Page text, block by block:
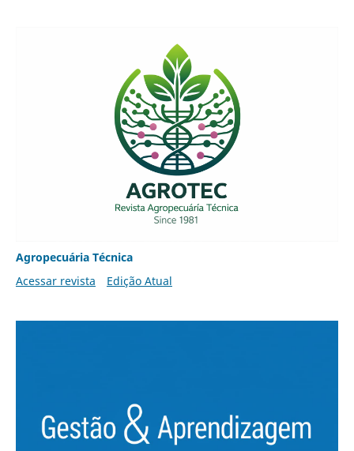
Agropecuária Técnica
Acessar revista
Edição Atual